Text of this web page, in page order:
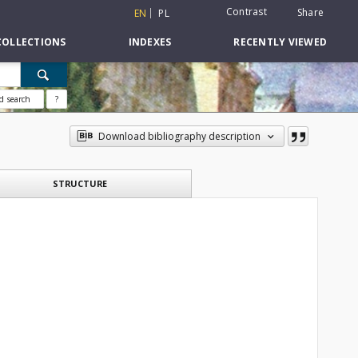
EN PL Contrast Share
INDEXES RECENTLY VIEWED
search ?
Download bibliography description
STRUCTURE